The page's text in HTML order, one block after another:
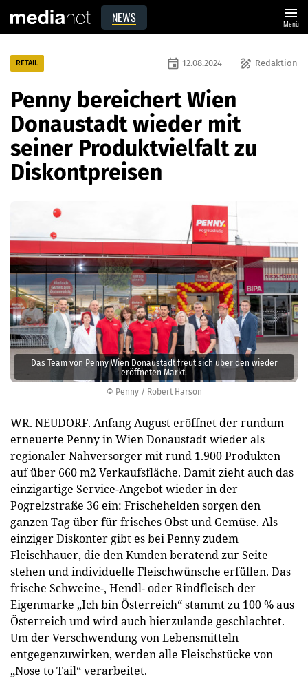
NEWS menu
Menü
© Penny / Robert Harson
Das Team von Penny Wien Donaustadt freut sich über den wieder
eröffneten Markt.
RETAIL draw Redaktion
event 12.08.2024
Penny bereichert Wien
Donaustadt wieder mit
seiner Produktvielfalt zu
Diskontpreisen
WR. NEUDORF. Anfang August eröffnet der rundum
erneuerte Penny in Wien Donaustadt wieder als
regionaler Nahversorger mit rund 1.900 Produkten
auf über 660 m2 Verkaufsfläche. Damit zieht auch das
einzigartige Service-Angebot wieder in der
Pogrelzstraße 36 ein: Frischehelden sorgen den
ganzen Tag über für frisches Obst und Gemüse. Als
einziger Diskonter gibt es bei Penny zudem
Fleischhauer, die den Kunden beratend zur Seite
stehen und individuelle Fleischwünsche erfüllen. Das
frische Schweine-, Hendl- oder Rindfleisch der
Eigenmarke „Ich bin Österreich“ stammt zu 100 % aus
Österreich und wird auch hierzulande geschlachtet.
Um der Verschwendung von Lebensmitteln
entgegenzuwirken, werden alle Fleischstücke von
„Nose to Tail“ verarbeitet.